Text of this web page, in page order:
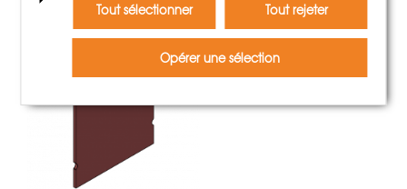
Tout sélectionner Tout rejeter
Opérer une sélection